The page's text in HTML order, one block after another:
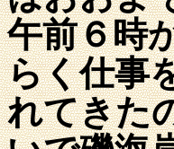
午前６時
らく仕事
れてきた